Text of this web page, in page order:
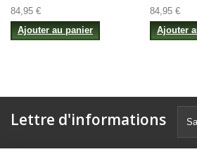
84,95 €
Ajouter au panier
84,95 €
Ajouter
Lettre d'informations